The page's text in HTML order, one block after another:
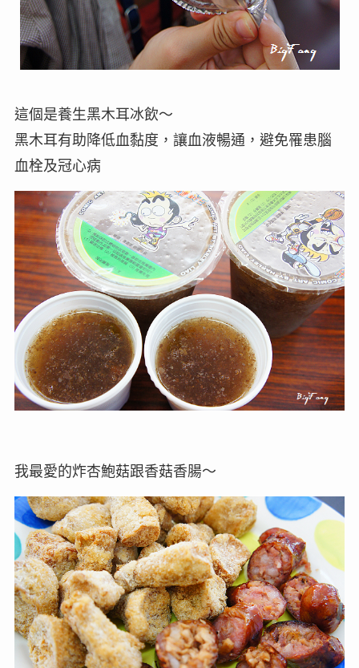
這個是養生黑木耳冰飲～
黑木耳有助降低血黏度，讓血液暢通，避免罹患腦
血栓及冠心病
我最愛的炸杏鮑菇跟香菇香腸～